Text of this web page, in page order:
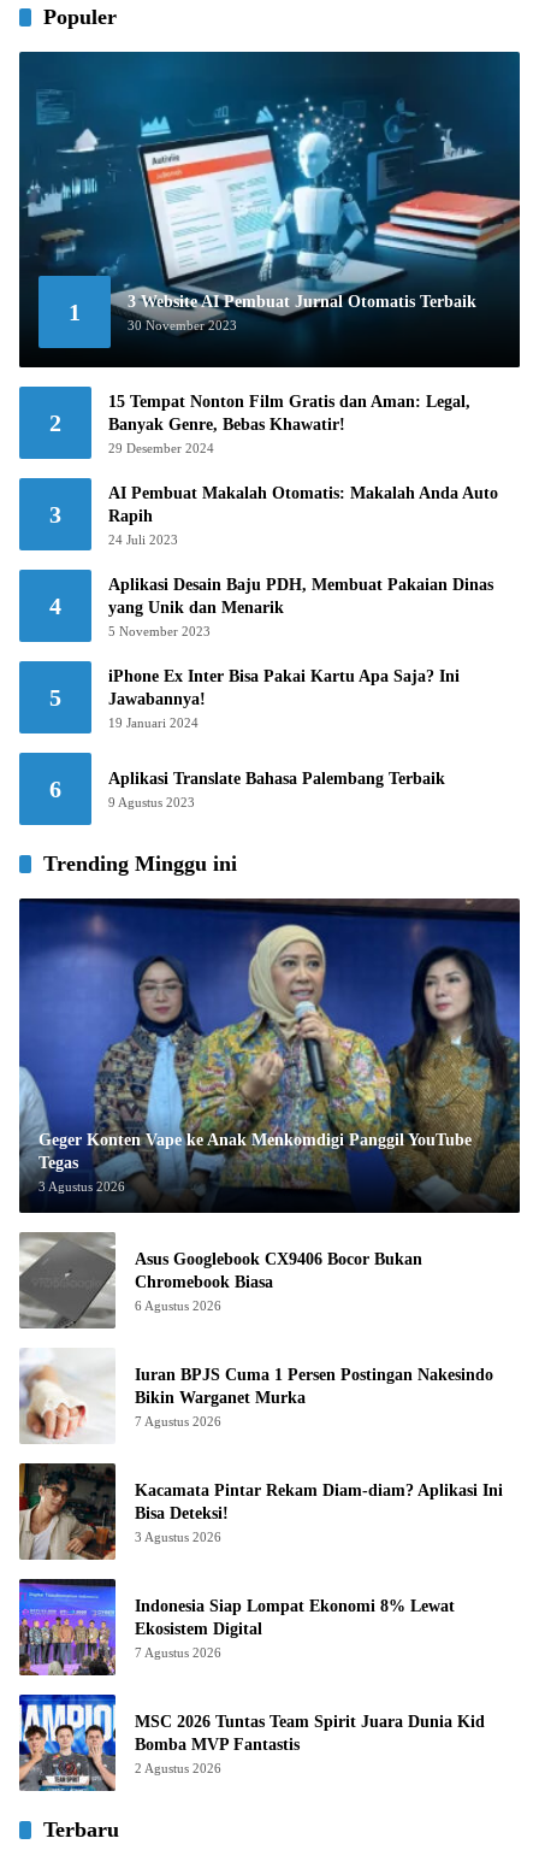
Populer
1 3 Website AI Pembuat Jurnal Otomatis Terbaik
30 November 2023
2
15 Tempat Nonton Film Gratis dan Aman: Legal,
Banyak Genre, Bebas Khawatir!
29 Desember 2024
3
AI Pembuat Makalah Otomatis: Makalah Anda Auto
Rapih
24 Juli 2023
4
Aplikasi Desain Baju PDH, Membuat Pakaian Dinas
yang Unik dan Menarik
5 November 2023
5
iPhone Ex Inter Bisa Pakai Kartu Apa Saja? Ini
Jawabannya!
19 Januari 2024
6 Aplikasi Translate Bahasa Palembang Terbaik
9 Agustus 2023
Trending Minggu ini
Geger Konten Vape ke Anak Menkomdigi Panggil YouTube
Tegas
3 Agustus 2026
Asus Googlebook CX9406 Bocor Bukan
Chromebook Biasa
6 Agustus 2026
Iuran BPJS Cuma 1 Persen Postingan Nakesindo
Bikin Warganet Murka
7 Agustus 2026
Kacamata Pintar Rekam Diam-diam? Aplikasi Ini
Bisa Deteksi!
3 Agustus 2026
Indonesia Siap Lompat Ekonomi 8% Lewat
Ekosistem Digital
7 Agustus 2026
MSC 2026 Tuntas Team Spirit Juara Dunia Kid
Bomba MVP Fantastis
2 Agustus 2026
Terbaru